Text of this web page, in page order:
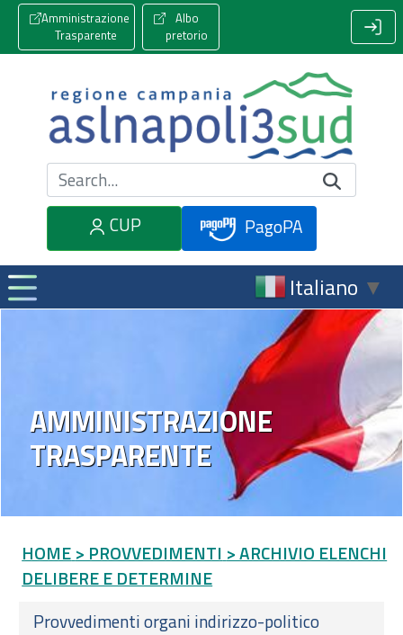
Amministrazione
Trasparente
Albo
pretorio
Cerca nel sito
CUP
PagoPA
Italiano ▼
AMMINISTRAZIONE
TRASPARENTE
HOME > PROVVEDIMENTI > ARCHIVIO ELENCHI
DELIBERE E DETERMINE
Provvedimenti organi indirizzo-politico